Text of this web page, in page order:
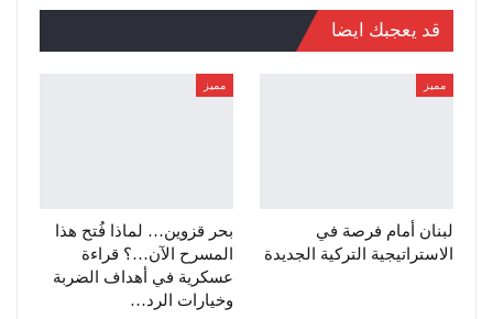
قد يعجبك ايضا
مميز
لبنان أمام فرصة في
الاستراتيجية التركية الجديدة
مميز
بحر قزوين… لماذا فُتح هذا
المسرح الآن…؟ قراءة
عسكرية في أهداف الضربة
وخيارات الرد…